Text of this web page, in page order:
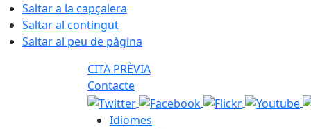
Saltar a la capçalera
Saltar al contingut
Saltar al peu de pàgina
CITA PRÈVIA
Contacte
Idiomes